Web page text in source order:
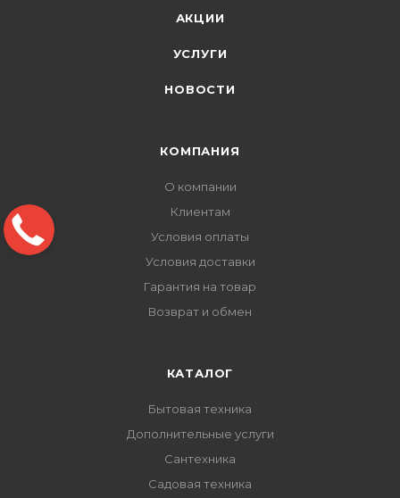
АКЦИИ
УСЛУГИ
НОВОСТИ
КОМПАНИЯ
О компании
Клиентам
Условия оплаты
Условия доставки
Гарантия на товар
Возврат и обмен
КАТАЛОГ
Бытовая техника
Дополнительные услуги
Сантехника
Садовая техника